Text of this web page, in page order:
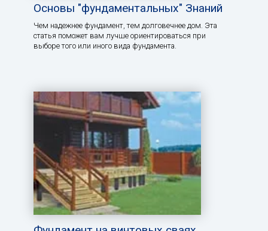
Основы "фундаментальных" Знаний
Чем надежнее фундамент, тем долговечнее дом. Эта
статья поможет вам лучше ориентироваться при
выборе того или иного вида фундамента.